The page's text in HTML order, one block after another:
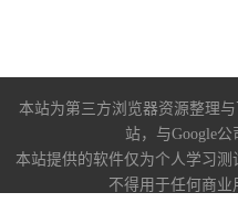
本站为第三方浏览器资源整理
站，与Google公
本站提供的软件仅为个人学习测
不得用于任何商业